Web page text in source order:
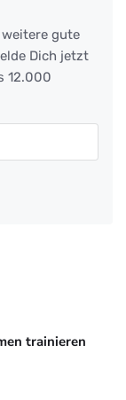
gute
Dich jetzt
12.000
trainieren